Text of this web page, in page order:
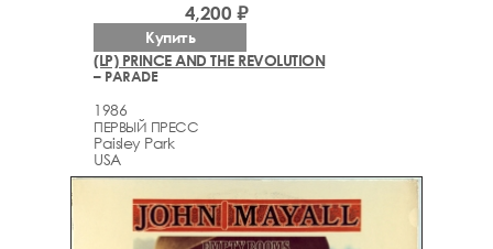
(LP) PRINCE AND THE REVOLUTION
– PARADE
1986
ПЕРВЫЙ ПРЕСС
Paisley Park
USA
4,200 ₽
Купить